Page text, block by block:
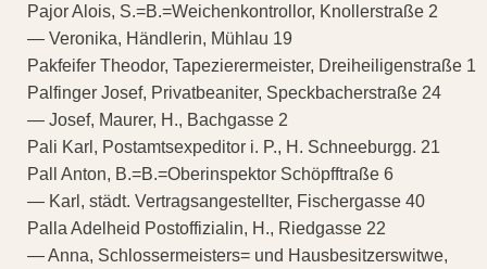
Pajor Alois, S.=B.=Weichenkontrollor, Knollerstraße 2
— Veronika, Händlerin, Mühlau 19
Pakfeifer Theodor, Tapezierermeister, Dreiheiligenstraße 1
Palfinger Josef, Privatbeaniter, Speckbacherstraße 24
— Josef, Maurer, H., Bachgasse 2
Pali Karl, Postamtsexpeditor i. P., H. Schneeburgg. 21
Pall Anton, B.=B.=Oberinspektor Schöpfftraße 6
— Karl, städt. Vertragsangestellter, Fischergasse 40
Palla Adelheid Postoffizialin, H., Riedgasse 22
— Anna, Schlossermeisters= und Hausbesitzerswitwe,